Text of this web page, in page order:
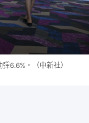
6.6%。（中新社）